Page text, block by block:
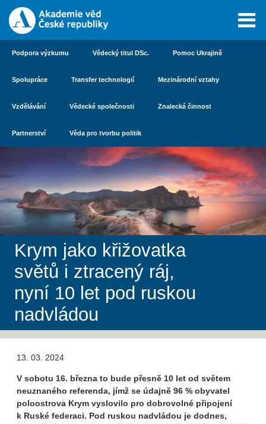
Podpora výzkumu Vědecký titul DSc. Pomoc Ukrajině
Spolupráce Transfer technologií Mezinárodní vztahy
Vzdělávání Vědecké společnosti Znalecká činnost
Partnerství Věda pro tvorbu politik
Krym jako křižovatka
světů i ztracený ráj,
nyní 10 let pod ruskou
nadvládou
13. 03. 2024
V sobotu 16. března to bude přesně 10 let od světem
neuznaného referenda, jímž se údajně 96 % obyvatel
poloostrova Krym vyslovilo pro dobrovolné připojení
k Ruské federaci. Pod ruskou nadvládou je dodnes,